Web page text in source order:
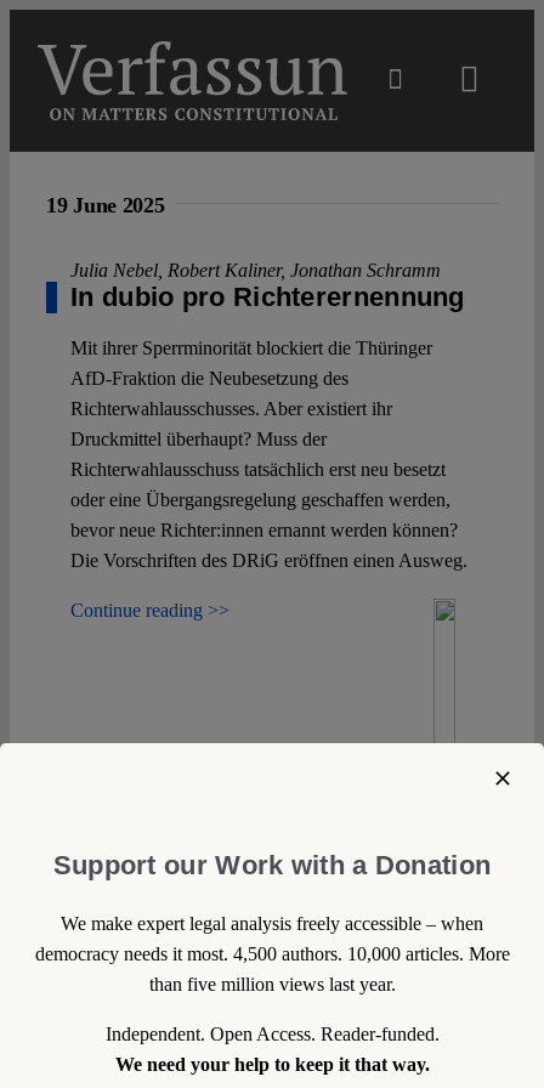
content
Main
Projects
Open Access
Authors
Spotlight
19 June 2025
Julia Nebel Robert Kaliner, Jonathan Schramm
In dubio pro Richterernennung
Mit ihrer Sperrminorität blockiert die Thüringer
AfD-Fraktion die Neubesetzung des
Richterwahlausschusses. Aber existiert ihr
Druckmittel überhaupt? Muss der
Richterwahlausschuss tatsächlich erst neu besetzt
oder eine Übergangsregelung geschaffen werden,
bevor neue Richter:innen ernannt werden können?
Die Vorschriften des DRiG eröffnen einen Ausweg.
Continue reading >>
Support our Work with a Donation
We make expert legal analysis freely accessible – when
democracy needs it most. 4,500 authors. 10,000 articles. More
than five million views last year.
Independent. Open Access. Reader-funded.
We need your help to keep it that way.